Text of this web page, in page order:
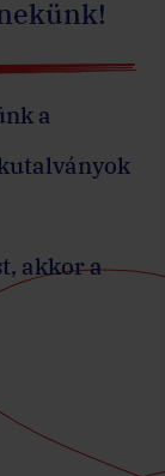
a
akkor a